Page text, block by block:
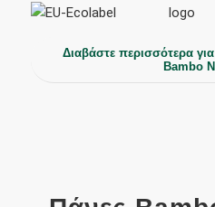
Διαβάστε περισσότερα
Bambo